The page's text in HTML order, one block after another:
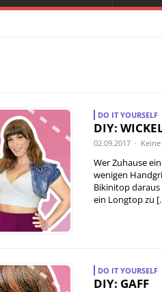
DO IT YOURSELF
DIY:
02.09.2017 ·
Wer Zuhause
wenigen
Bikinitop daraus
ein Longtop zu
DO IT YOURSELF
DIY: GAFF